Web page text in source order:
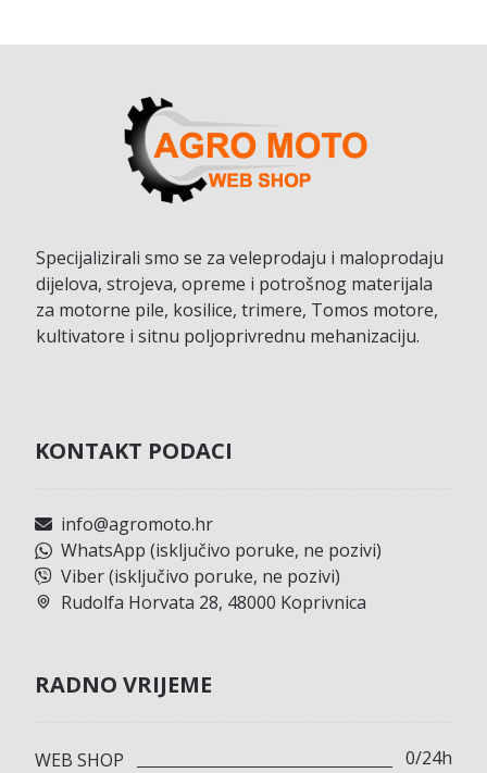
Specijalizirali smo se za veleprodaju i maloprodaju
dijelova, strojeva, opreme i potrošnog materijala
za motorne pile, kosilice, trimere, Tomos motore,
kultivatore i sitnu poljoprivrednu mehanizaciju.
KONTAKT PODACI
info@agromoto.hr
WhatsApp (isključivo poruke, ne pozivi)
Viber (isključivo poruke, ne pozivi)
Rudolfa Horvata 28, 48000 Koprivnica
RADNO VRIJEME
WEB SHOP
0/24h